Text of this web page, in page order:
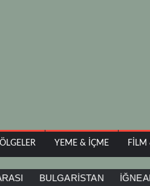
YEME & İÇME FILM
BULGARİSTAN İĞNEADA